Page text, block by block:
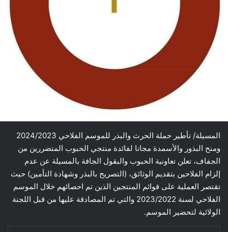
المسيلة/ تأطير حملة الحرث والبذر للموسم الفلاحي 2024/2023
ومنح البذور والأسمدة مجانا لفائدة منتجي الحبوب المتضررين من
الجفاف، تعلن تعاونية الحبوب والبقول الجافة بالمسيلة عن عدم
إلزام الفلاحين بتقديم الوثائق، (التصريح بالبذر وشهادة التأمين) حيث
تقتصر العملية على قوائم المنتجين الذين تم احصائهم خلال الموسم
الفلاحي لسنة 2023/2022 والتي تم المصادقة عليها من قبل اللجنة
الولائية لتحضير الموسم.